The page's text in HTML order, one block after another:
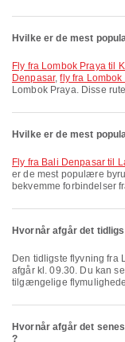
Hvilke er de mest
fly fra Lombok Praya til
Denpasar,fly fra
Lombok Praya. Disse
Hvilke er de mest
fly fra Bali Denpasar til
er de mest populære
bekvemme forbindelser
Hvornår afgår det
Den tidligste flyvning fra Lombok Praya til Labuan Bajo med Wings Air
afgår kl. 09.30. Du kan
tilgængelige
Hvornår afgår det
?